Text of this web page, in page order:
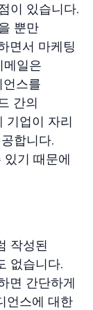
이 있습니다.
뿐만
면서 마케팅
메일은
스를
간의
기업이 자리
합니다.
기 때문에
작성된
없습니다.
면 간단하게
언스에 대한